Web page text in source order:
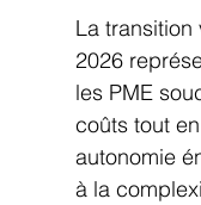
La transition
2026
les PME
coûts tout
autonomie
à la